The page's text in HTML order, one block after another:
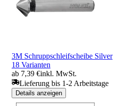
3M Schruppschleifscheibe Silver
18 Varianten
ab 7,39 €inkl. MwSt.
Lieferung bis 1-2 Arbeitstage
Details anzeigen